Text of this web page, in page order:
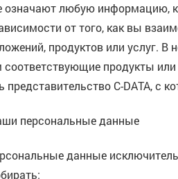
любую информацию,
от того, как вы
продуктов или услуг.
продукты
представительство C-DATA, с
персональные данные
данные